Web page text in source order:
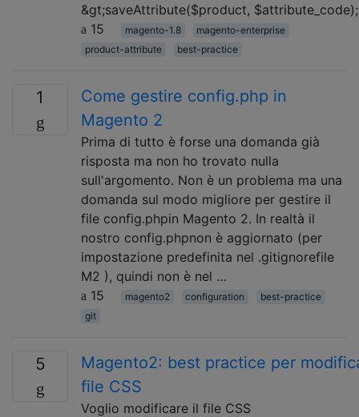
&gt;saveAttribute($product, $attribute_code);
15
magento-1.8
magento-enterprise
product-attribute
best-practice
1
Come gestire config.php in
Magento 2
Prima di tutto è forse una domanda già
risposta ma non ho trovato nulla
sull'argomento. Non è un problema ma una
domanda sul modo migliore per gestire il
file config.phpin Magento 2. In realtà il
nostro config.phpnon è aggiornato (per
impostazione predefinita nel .gitignorefile
M2 ), quindi non è nel …
15
magento2 configuration
best-practice
git
5
Magento2: best practice per
file CSS
Voglio modificare il file CSS